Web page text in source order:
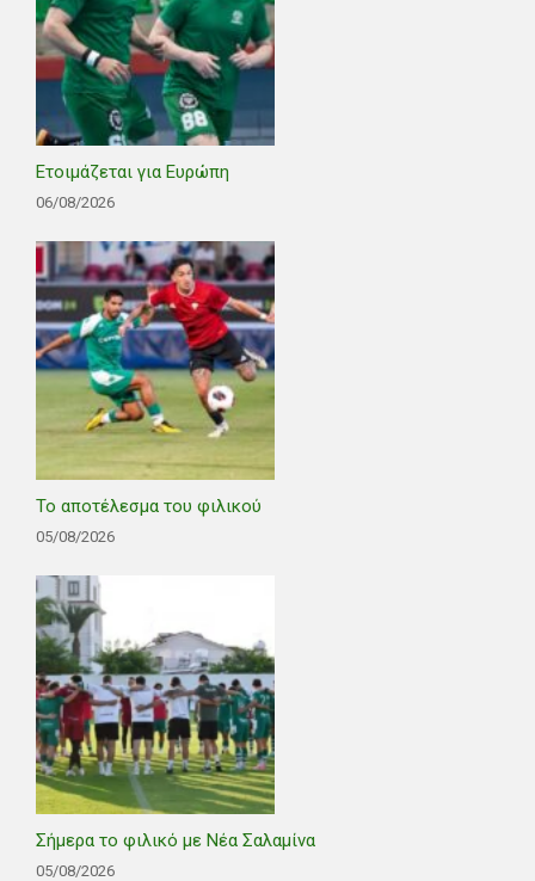
Ετοιμάζεται για Ευρώπη
06/08/2026
Το αποτέλεσμα του φιλικού
05/08/2026
Σήμερα το φιλικό με Νέα Σαλαμίνα
05/08/2026